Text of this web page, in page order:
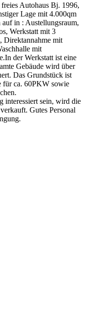
Autohaus Bj. 1996,
Lage mit 4.000qm
in : Austellungsraum,
Werkstatt mit 3
Direktannahme mit
mit
der Werkstatt ist eine
Gebäude wird über
Das Grundstück ist
für ca. 60PKW sowie
interessiert sein, wird die
Gutes Personal